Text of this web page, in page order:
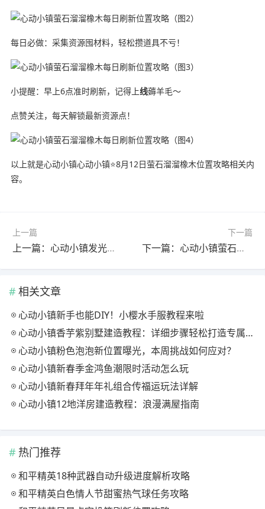
每日必做：采集资源囤材料，轻松攒道具不亏！
小提醒：早上6点准时刷新，记得上线薅羊毛～
点赞关注，每天解锁最新资源点！
以上就是心动小镇心动小镇⭐8月12日萤石溜溜橡木位置攻略相关内
容。
上一篇
上一篇：心动小镇发光萤石今日位置指南
下一篇
下一篇：心动小镇萤石溜溜橡木刷新点全攻略，每日必收点位解析
相关文章
心动小镇新手也能DIY！小樱水手服教程来啦
心动小镇香芋紫别墅建造教程：详细步骤轻松打造专属家园
心动小镇粉色泡泡新位置曝光，本周挑战如何应对？
心动小镇新春季金鸿鱼潮限时活动怎么玩
心动小镇新春拜年年礼组合传福运玩法详解
心动小镇12地洋房建造教程：浪漫满屋指南
热门推荐
和平精英18种武器自动升级进度解析攻略
和平精英白色情人节甜蜜热气球任务攻略